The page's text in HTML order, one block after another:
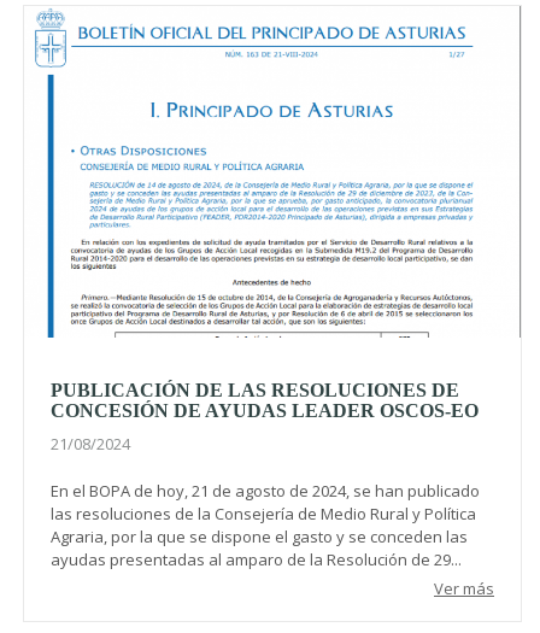
PUBLICACIÓN DE LAS RESOLUCIONES DE
CONCESIÓN DE AYUDAS LEADER OSCOS-EO
21/08/2024
En el BOPA de hoy, 21 de agosto de 2024, se han publicado
las resoluciones de la Consejería de Medio Rural y Política
Agraria, por la que se dispone el gasto y se conceden las
ayudas presentadas al amparo de la Resolución de 29...
Ver más